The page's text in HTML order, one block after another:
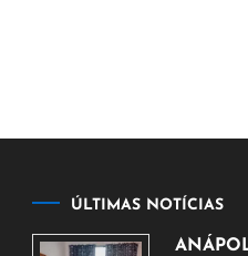
ÚLTIMAS NOTÍCIAS